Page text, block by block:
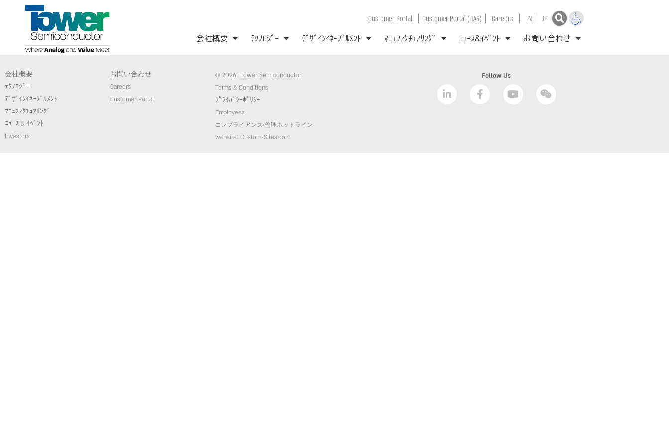
Customer Portal| Customer Portal (ITAR) | Careers | EN | JP
会社概要 ﾃｸﾉﾛｼﾞｰ ﾃﾞｻﾞｲﾝｲﾈｰﾌﾞﾙﾒﾝﾄ ﾏﾆｭﾌｧｸﾁｭｱﾘﾝｸﾞ ﾆｭｰｽ&ｲﾍﾞﾝﾄ お問い合わせ
会社概要
ﾃｸﾉﾛｼﾞｰ
ﾃﾞｻﾞｲﾝｲﾈｰﾌﾞﾙﾒﾝﾄ
ﾏﾆｭﾌｧｸﾁｭｱﾘﾝｸﾞ
ﾆｭｰｽ & ｲﾍﾞﾝﾄ
Investors
お問い合わせ
Careers
Customer Portal
© 2026 Tower Semiconductor
Terms & Conditions
ﾌﾟﾗｲﾊﾞｼｰﾎﾟﾘｼｰ
Employees
コンプライアンス/倫理ホットライン
website: Custom-Sites.com
Follow Us